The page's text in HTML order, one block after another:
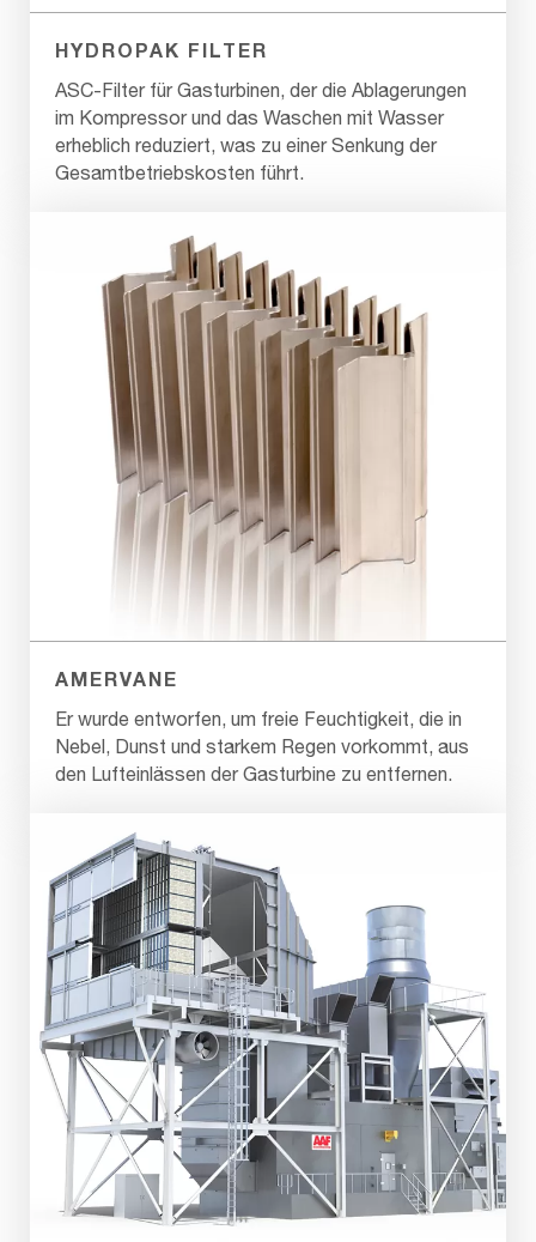
HYDROPAK FILTER
ASC-Filter für Gasturbinen, der die Ablagerungen
im Kompressor und das Waschen mit Wasser
erheblich reduziert, was zu einer Senkung der
Gesamtbetriebskosten führt.
AMERVANE
Er wurde entworfen, um freie Feuchtigkeit, die in
Nebel, Dunst und starkem Regen vorkommt, aus
den Lufteinlässen der Gasturbine zu entfernen.